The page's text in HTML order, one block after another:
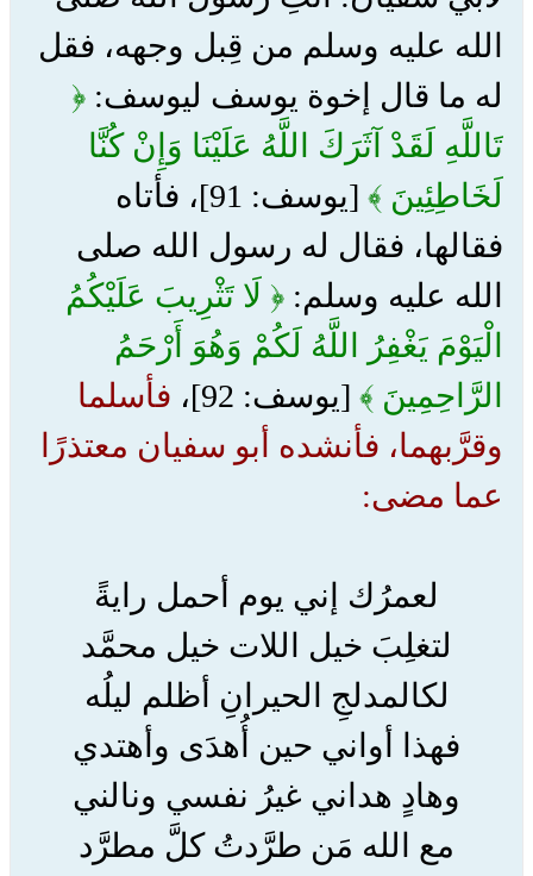
الله عليه وسلم من قِبل وجهه، فقل
له ما قال إخوة يوسف ليوسف: ﴿
تَاللَّهِ لَقَدْ آثَرَكَ اللَّهُ عَلَيْنَا وَإِنْ كُنَّا
لَخَاطِئِينَ ﴾
[يوسف: 91]، فأتاه
فقالها، فقال له رسول الله صلى
الله عليه وسلم: ﴿ لَا تَثْرِيبَ عَلَيْكُمُ
الْيَوْمَ يَغْفِرُ اللَّهُ لَكُمْ وَهُوَ أَرْحَمُ
الرَّاحِمِينَ ﴾ [يوسف: 92]،
فأسلما
وقرَّبهما، فأنشده أبو سفيان معتذرًا
عما مضى:
لعمرُك إني يوم أحمل رايةً
لتغلِبَ خيل اللات خيل محمَّد
لكالمدلجِ الحيرانِ أظلم ليلُه
فهذا أواني حين أُهدَى وأهتدي
وهادٍ هداني غيرُ نفسي ونالني
مع الله مَن طرَّدتُ كلَّ مطرَّد